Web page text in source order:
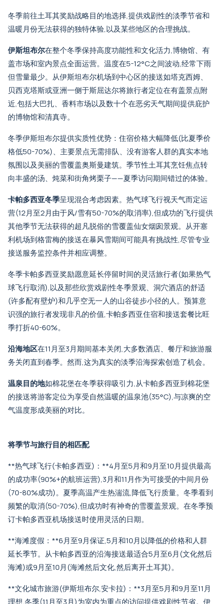
冬季前往土耳其奖励战略目的地选择,提供戏剧性的淡季节省和
温暖月份无法获得的独特体验,以及某些地区的合理挑战。
伊斯坦布尔在整个冬季保持高度功能性和文化活力,博物馆、有
盖市场和室内景点全面运营。温度在5-12°C之间波动,经常下雨
但雪量最少。 从伊斯坦布尔机场到中心区的接送如塔克西姆、
贝西克塔斯或亚洲一侧于斯屈达尔将旅行者定位在有盖景点附
近,包括大巴扎、香料市场以及数十个在恶劣天气期间提供庇护
的博物馆和清真寺。
冬季伊斯坦布尔提供实质性优势：住宿价格大幅降低(比夏季价
格低50-70%)、主要景点无需排队、没有游客人群的真实本地
氛围以及美丽的雪覆盖奥斯曼建筑。季节性土耳其烹饪焦点转
向丰盛的汤、炖菜和街角烤栗子——夏季访问期间错过的体验。
卡帕多西亚冬季呈现混合考虑因素。热气球飞行视天气而定运
营(12月至2月由于风/雪有50-70%的取消率),但成功的飞行提供
其他季节无法获得的超凡脱俗的雪覆盖仙女烟囱景观。 从开塞
利机场到格雷梅的接送在暴风雪期间可能具有挑战性,尽管专业
接送服务监控条件并相应调整。
冬季卡帕多西亚奖励愿意延长停留时间的灵活旅行者(如果热气
球飞行取消),以及那些欣赏戏剧性冬季景观、洞穴酒店的舒适
(许多配有壁炉)和几乎空无一人的山谷徒步小径的人。预算意
识强的旅行者发现非凡的价值,卡帕多西亚住宿和接送套餐比旺
季打折40-60%。
沿海地区在11月至3月期间基本关闭,大多数酒店、餐厅和旅游服
务关闭直到春季。然而,这为真实的淡季沿海探索创造了机会。
温泉目的地如棉花堡在冬季获得吸引力,从卡帕多西亚到棉花堡
的接送将游客定位为享受自然温暖的温泉池(35°C),与凉爽的空
气温度形成美丽的对比。
将季节与旅行目的相匹配
**热气球飞行(卡帕多西亚)：**4月至5月和9月至10月提供最高
的成功率(90%+的航班运营),3月和11月作为可接受的中间月份
(70-80%成功)。夏季高温产生热湍流,降低飞行质量。冬季看到
频繁的取消(50-70%),但成功时有神奇的雪覆盖景观。在冬季预
订卡帕多西亚机场接送时使用灵活的日期。
**海滩度假：**6月至9月保证,5月和10月以降低的价格和人群
延长季节。 从卡帕多西亚的沿海接送最适合5月至6月(文化然后
海滩)或9月至10月(海滩然后文化,然后离开土耳其)。
**文化城市旅游(伊斯坦布尔,安卡拉)：**3月至5月和9月至11月
理想,冬季(11月至3月)为室内为重点的访问提供戏剧性节省。 伊